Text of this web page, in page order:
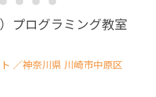
プログラミング教室
／神奈川県 川崎市中原区